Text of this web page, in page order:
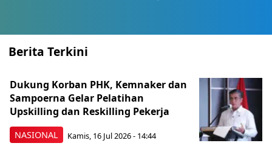
Berita Terkini
NASIONAL
Dukung Korban PHK, Kemnaker dan
Sampoerna Gelar Pelatihan
Upskilling dan Reskilling Pekerja
Kamis, 16 Jul 2026 - 14:44